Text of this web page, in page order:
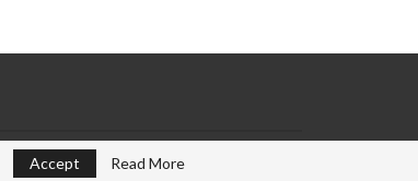
Accept Read More